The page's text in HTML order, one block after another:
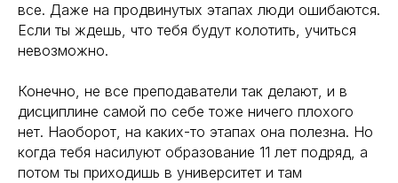
все. Даже на продвинутых этапах люди ошибаются.
Если ты ждешь, что тебя будут колотить, учиться
невозможно.
Конечно, не все преподаватели так делают, и в
дисциплине самой по себе тоже ничего плохого
нет. Наоборот, на каких-то этапах она полезна. Но
когда тебя насилуют образование 11 лет подряд, а
потом ты приходишь в университет и там